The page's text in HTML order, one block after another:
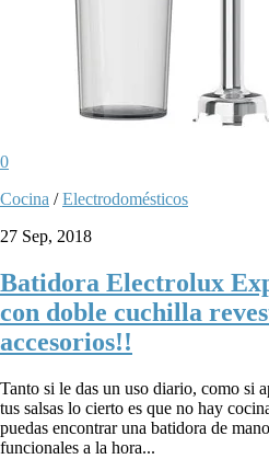
0
Cocina /Electrodomésticos
27 Sep, 2018
Batidora Electrolux
con doble cuchilla
accesorios!!
Tanto si le das un uso diario, como si
tus salsas lo cierto es que no hay
puedas encontrar una batidora de
funcionales a la hora...